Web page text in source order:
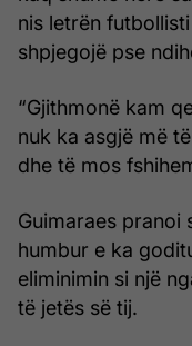
nis letrën
shpjegojë pse
“Gjithmonë kam
nuk ka asgjë më
dhe të mos
Guimaraes pranoi
humbur e ka
eliminimin si një
të jetës së tij.